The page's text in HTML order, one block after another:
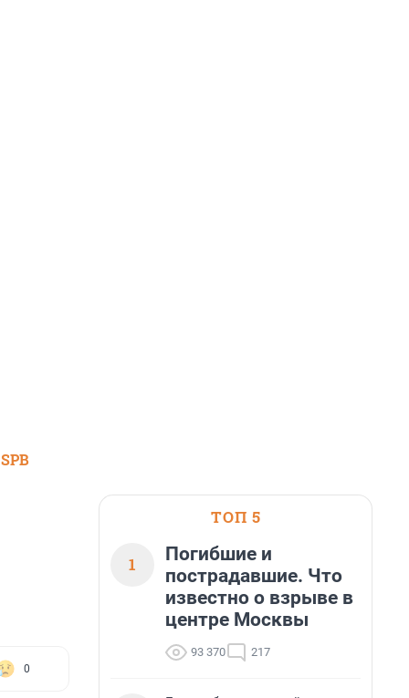
0
ТОП 5
1
Погибшие и
пострадавшие. Что
известно о взрыве в
центре Москвы
93 370 217